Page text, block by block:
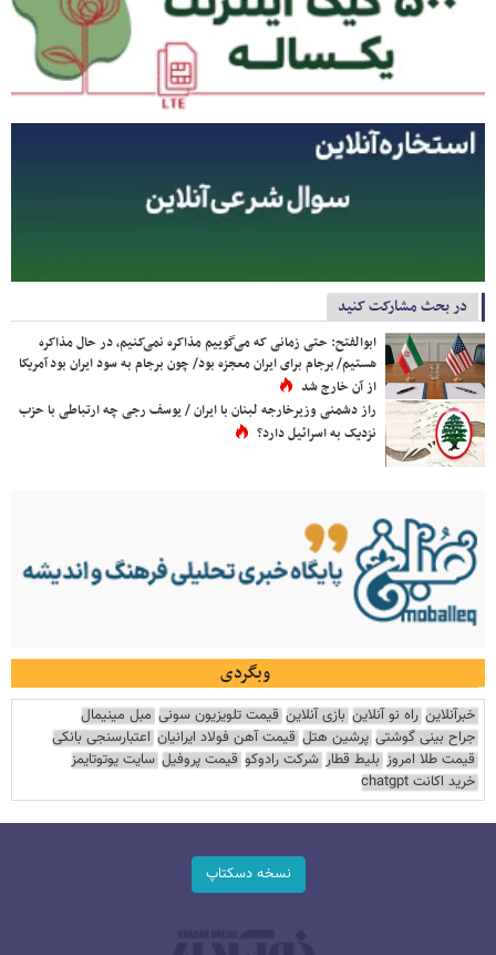
در بحث مشارکت کنید
ابوالفتح: حتی زمانی که می‌گوییم مذاکره نمی‌کنیم، در حال مذاکره
هستیم/ برجام برای ایران معجزه بود/ چون برجام به سود ایران بود آمریکا
از آن خارج شد
راز دشمنی وزیرخارجه لبنان با ایران / یوسف رجی چه ارتباطی با حزب
نزدیک به اسرائیل دارد؟
وبگردی
خبرآنلاین راه نو آنلاین بازی آنلاین قیمت تلویزیون سونی مبل مینیمال
جراح بینی گوشتی پرشین هتل قیمت آهن فولاد ایرانیان اعتبارسنجی بانکی
قیمت طلا امروز بلیط قطار شرکت رادوکو قیمت پروفیل سایت یوتوتایمز
خرید اکانت chatgpt
نسخه دسکتاپ